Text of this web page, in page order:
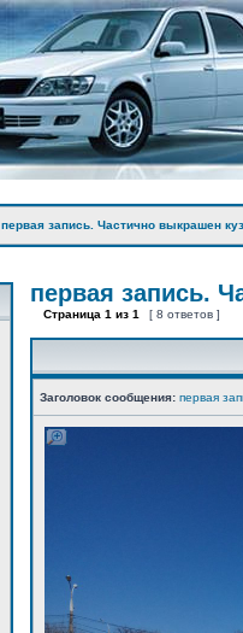
первая запись. Частично выкрашен
первая запись.
Страница 1 из 1 [ 8 ответов ]
Заголовок сообщения: первая